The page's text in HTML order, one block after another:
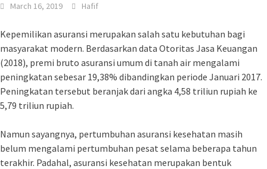
March 16, 2019 Hafif
Kepemilikan asuransi merupakan salah satu kebutuhan bagi
masyarakat modern. Berdasarkan data Otoritas Jasa Keuangan
(2018), premi bruto asuransi umum di tanah air mengalami
peningkatan sebesar 19,38% dibandingkan periode Januari 2017.
Peningkatan tersebut beranjak dari angka 4,58 triliun rupiah ke
5,79 triliun rupiah.
Namun sayangnya, pertumbuhan asuransi kesehatan masih
belum mengalami pertumbuhan pesat selama beberapa tahun
terakhir. Padahal, asuransi kesehatan merupakan bentuk